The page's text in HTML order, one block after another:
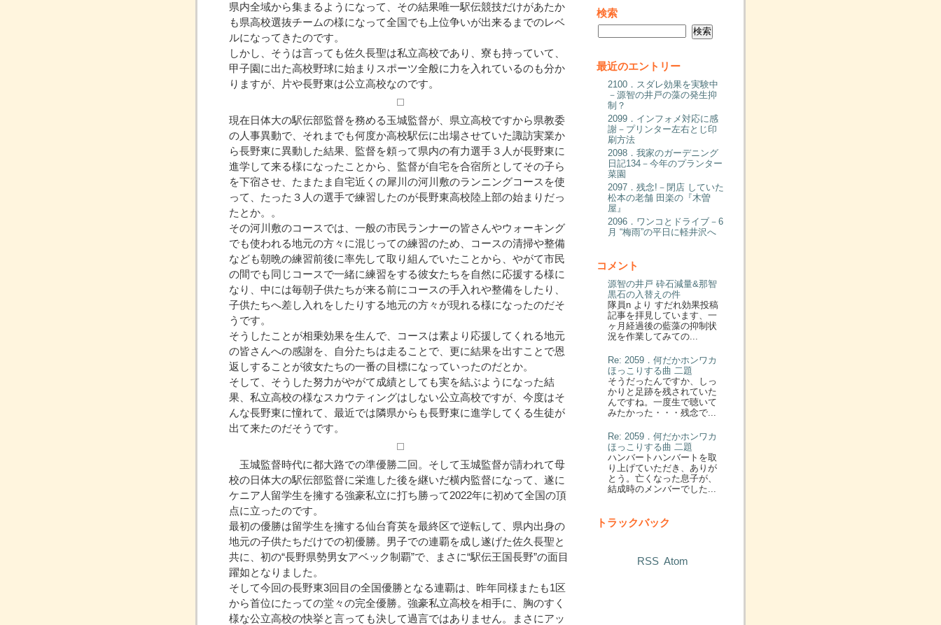
県内全域から集まるようになって、その結果唯一駅伝競技だけがあたか
も県高校選抜チームの様になって全国でも上位争いが出来るまでのレベ
ルになってきたのです。
しかし、そうは言っても佐久長聖は私立高校であり、寮も持っていて、
甲子園に出た高校野球に始まりスポーツ全般に力を入れているのも分か
りますが、片や長野東は公立高校なのです。
現在日体大の駅伝部監督を務める玉城監督が、県立高校ですから県教委
の人事異動で、それまでも何度か高校駅伝に出場させていた諏訪実業か
ら長野東に異動した結果、監督を頼って県内の有力選手３人が長野東に
進学して来る様になったことから、監督が自宅を合宿所としてその子ら
を下宿させ、たまたま自宅近くの犀川の河川敷のランニングコースを使
って、たった３人の選手で練習したのが長野東高校陸上部の始まりだっ
たとか。。
その河川敷のコースでは、一般の市民ランナーの皆さんやウォーキング
でも使われる地元の方々に混じっての練習のため、コースの清掃や整備
なども朝晩の練習前後に率先して取り組んでいたことから、やがて市民
の間でも同じコースで一緒に練習をする彼女たちを自然に応援する様に
なり、中には毎朝子供たちが来る前にコースの手入れや整備をしたり、
子供たちへ差し入れをしたりする地元の方々が現れる様になったのだそ
うです。
そうしたことが相乗効果を生んで、コースは素より応援してくれる地元
の皆さんへの感謝を、自分たちは走ることで、更に結果を出すことで恩
返しすることが彼女たちの一番の目標になっていったのだとか。
そして、そうした努力がやがて成績としても実を結ぶようになった結
果、私立高校の様なスカウティングはしない公立高校ですが、今度はそ
んな長野東に憧れて、最近では隣県からも長野東に進学してくる生徒が
出て来たのだそうです。
玉城監督時代に都大路での準優勝二回。そして玉城監督が請われて母
校の日体大の駅伝部監督に栄進した後を継いだ横内監督になって、遂に
ケニア人留学生を擁する強豪私立に打ち勝って2022年に初めて全国の頂
点に立ったのです。
最初の優勝は留学生を擁する仙台育英を最終区で逆転して、県内出身の
地元の子供たちだけでの初優勝。男子での連覇を成し遂げた佐久長聖と
共に、初の“長野県勢男女アベック制覇”で、まさに“駅伝王国長野”の面目
躍如となりました。
そして今回の長野東3回目の全国優勝となる連覇は、昨年同様またも1区
から首位にたっての堂々の完全優勝。強豪私立高校を相手に、胸のすく
様な公立高校の快挙と言っても決して過言ではありません。まさにアッ
検索
最近のエントリー
2100．スダレ効果を実験中
－源智の井戸の藻の発生抑
制？
2099．インフォメ対応に感
謝－プリンター左右とじ印
刷方法
2098．我家のガーデニング
日記134－今年のプランター
菜園
2097．残念!－閉店 していた
松本の老舗 田楽の『木曽
屋』
2096．ワンコとドライブ－6
月 “梅雨”の平日に軽井沢へ
コメント
源智の井戸 砕石減量&那智
黒石の入替えの件
隊員n より すだれ効果投稿
記事を拝見しています、一
ヶ月経過後の藍藻の抑制状
況を作業してみての...
Re: 2059．何だかホンワカ
ほっこりする曲 二題
そうだったんですか、しっ
かりと足跡を残されていた
んですね。一度生で聴いて
みたかった・・・残念で...
Re: 2059．何だかホンワカ
ほっこりする曲 二題
ハンバートハンバートを取
り上げていただき、ありが
とう。亡くなった息子が、
結成時のメンバーでした...
トラックバック
RSS Atom